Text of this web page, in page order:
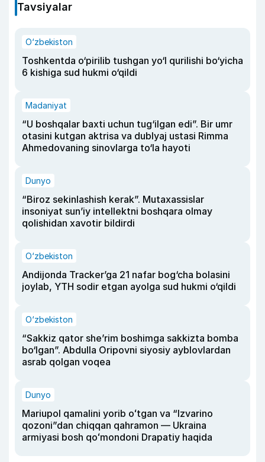
Tavsiyalar
O‘zbekiston
Toshkentda o‘pirilib tushgan yo‘l qurilishi bo‘yicha
6 kishiga sud hukmi o‘qildi
Madaniyat
“U boshqalar baxti uchun tug‘ilgan edi”. Bir umr
otasini kutgan aktrisa va dublyaj ustasi Rimma
Ahmedovaning sinovlarga to‘la hayoti
Dunyo
“Biroz sekinlashish kerak”. Mutaxassislar
insoniyat sun’iy intellektni boshqara olmay
qolishidan xavotir bildirdi
O‘zbekiston
Andijonda Tracker’ga 21 nafar bog‘cha bolasini
joylab, YTH sodir etgan ayolga sud hukmi o‘qildi
O‘zbekiston
“Sakkiz qator she’rim boshimga sakkizta bomba
bo‘lgan”. Abdulla Oripovni siyosiy ayblovlardan
asrab qolgan voqea
Dunyo
Mariupol qamalini yorib oʻtgan va “Izvarino
qozoni”dan chiqqan qahramon — Ukraina
armiyasi bosh qoʻmondoni Drapatiy haqida